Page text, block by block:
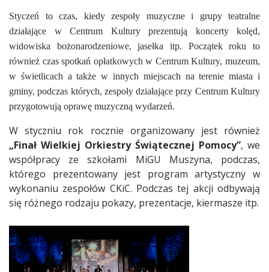
Styczeń to czas, kiedy zespoły muzyczne i grupy teatralne
działające w Centrum Kultury prezentują koncerty kolęd,
widowiska bożonarodzeniowe, jasełka itp. Początek roku to
również czas spotkań opłatkowych w Centrum Kultury, muzeum,
w świetlicach a także w innych miejscach na terenie miasta i
gminy, podczas których, zespoły działające przy Centrum Kultury
przygotowują oprawę muzyczną wydarzeń.
W styczniu rok rocznie organizowany jest również
„Finał Wielkiej Orkiestry Świątecznej Pomocy”, we
współpracy ze szkołami MiGU Muszyna, podczas,
którego prezentowany jest program artystyczny w
wykonaniu zespołów CKiC. Podczas tej akcji odbywają
się różnego rodzaju pokazy, prezentacje, kiermasze itp.